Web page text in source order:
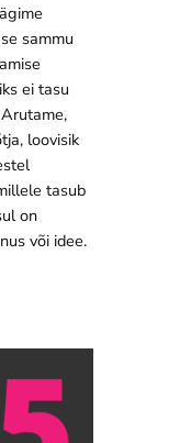
sammu
ei tasu
loovisik
tasub
on
või idee.